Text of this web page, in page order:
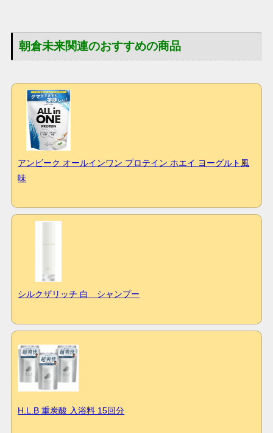
朝倉未来関連のおすすめの商品
アンビーク オールインワン プロテイン ホエイ ヨーグルト風
味
シルクザリッチ 白 シャンプー
H.L.B 重炭酸 入浴料 15回分